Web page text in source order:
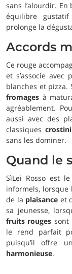
sans l’alourdir.
équilibre
prolonge la
Accords
Ce rouge
et s’associe avec
blanches et pizza.
fromages à
agréablement.
aussi avec des
classiques
sans les dominer.
Quand le
SìLei Rosso est
informels, lorsque
de la plaisance et
sa jeunesse,
fruits rouges sont
le rend parfait
puisqu’il offre
harmonieuse.